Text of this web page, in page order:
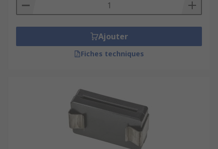
Ajouter
Fiches techniques